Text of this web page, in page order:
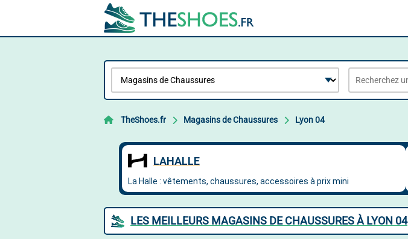
TheShoes.fr Magasins de Chaussures Lyon 04
LES MEILLEURS MAGASINS DE CHAUSSURES À LYON 04